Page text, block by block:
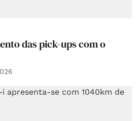
das pick-ups com o